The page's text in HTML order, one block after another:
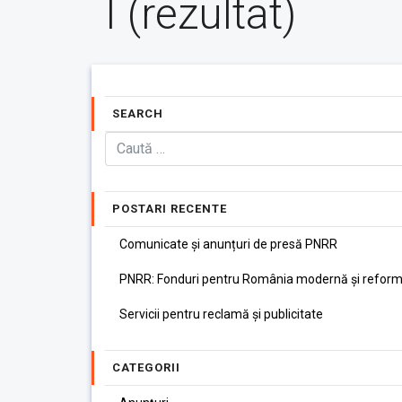
I (rezultat)
SEARCH
POSTARI RECENTE
Comunicate și anunțuri de presă PNRR
PNRR: Fonduri pentru România modernă și
Servicii pentru reclamă și publicitate
CATEGORII